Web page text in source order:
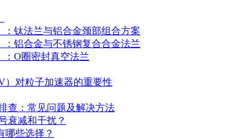
钛法兰与铝合金颈部组合方案
铝合金与不锈钢复合合金法兰
：O圈密封真空法兰
）对粒子加速器的重要性
查：常见问题及解决方法
衰减和干扰？
哪些选择？